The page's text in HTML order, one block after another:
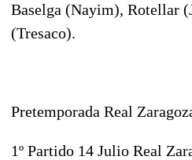
Baselga (Nayim), Rotellar
(Tresaco).
Pretemporada Real
1º Partido 14 Julio Real